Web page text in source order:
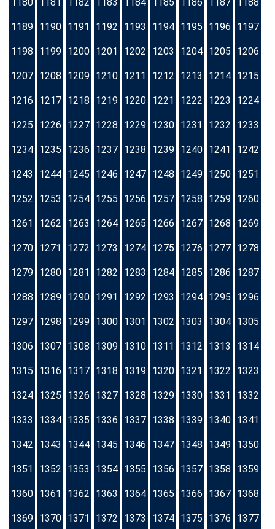
1189 1190 1191 1192 1193 1194 1195 1196 1197
1198 1199 1200 1201 1202 1203 1204 1205 1206
1207 1208 1209 1210 1211 1212 1213 1214 1215
1216 1217 1218 1219 1220 1221 1222 1223 1224
1225 1226 1227 1228 1229 1230 1231 1232 1233
1234 1235 1236 1237 1238 1239 1240 1241 1242
1243 1244 1245 1246 1247 1248 1249 1250 1251
1252 1253 1254 1255 1256 1257 1258 1259 1260
1261 1262 1263 1264 1265 1266 1267 1268 1269
1270 1271 1272 1273 1274 1275 1276 1277 1278
1279 1280 1281 1282 1283 1284 1285 1286 1287
1288 1289 1290 1291 1292 1293 1294 1295 1296
1297 1298 1299 1300 1301 1302 1303 1304 1305
1306 1307 1308 1309 1310 1311 1312 1313 1314
1315 1316 1317 1318 1319 1320 1321 1322 1323
1324 1325 1326 1327 1328 1329 1330 1331 1332
1333 1334 1335 1336 1337 1338 1339 1340 1341
1342 1343 1344 1345 1346 1347 1348 1349 1350
1351 1352 1353 1354 1355 1356 1357 1358 1359
1360 1361 1362 1363 1364 1365 1366 1367 1368
1369 1370 1371 1372 1373 1374 1375 1376 1377